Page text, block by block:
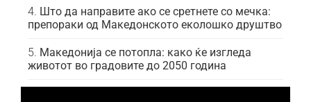
Што да направите ако се сретнете со мечка:
препораки од Македонското еколошко друштво
Македонија се потопла: како ќе изгледа
животот во градовите до 2050 година